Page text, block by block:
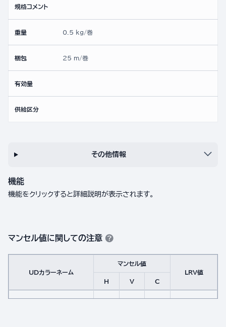
規格コメント
重量 0.5 kg/巻
梱包 25 m/巻
有効量
供給区分
その他情報
機能
機能をクリックすると詳細説明が表示されます。
マンセル値に関しての注意
UDカラーネーム
マンセル値
LRV値
H
V C